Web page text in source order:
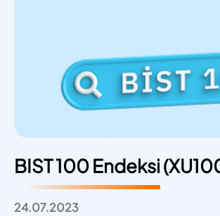
BIST 100 Endeksi
24.07.2023